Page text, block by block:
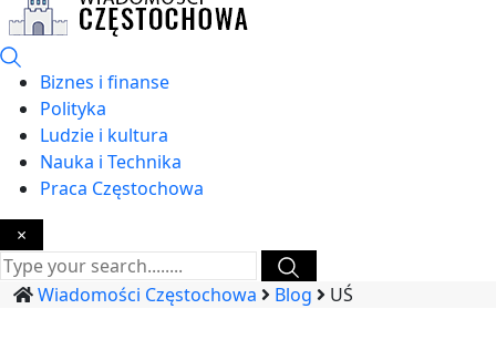
Biznes i finanse
Polityka
Ludzie i kultura
Nauka i Technika
Praca Częstochowa
×
Wiadomości Częstochowa Blog UŚ